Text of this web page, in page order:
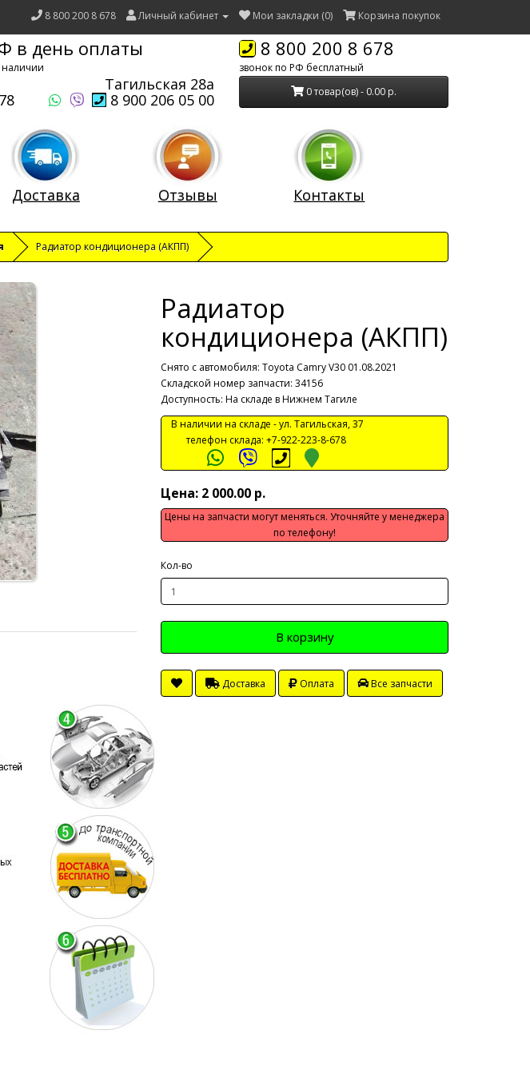
8 800 200 8 678 Личный кабинет Мои закладки (0) Корзина покупок
в день оплаты
наличии
Тагильская 28а
8 900 206 05 00
8 800 200 8 678
звонок по РФ бесплатный
0 товар(ов) - 0.00 р.
Доставка Отзывы Контакты
Радиатор кондиционера (АКПП)
Радиатор
кондиционера (АКПП)
Снято с автомобиля: Toyota Camry V30 01.08.2021
Складской номер запчасти: 34156
Доступность: На складе в Нижнем Тагиле
В наличии на складе -ул. Тагильская, 37
телефон склада: +7-922-223-8-678
Цена: 2 000.00 р.
Цены на запчасти могут меняться. Уточняйте у менеджера
по телефону!
Кол-во
В корзину
Доставка Оплата Все запчасти